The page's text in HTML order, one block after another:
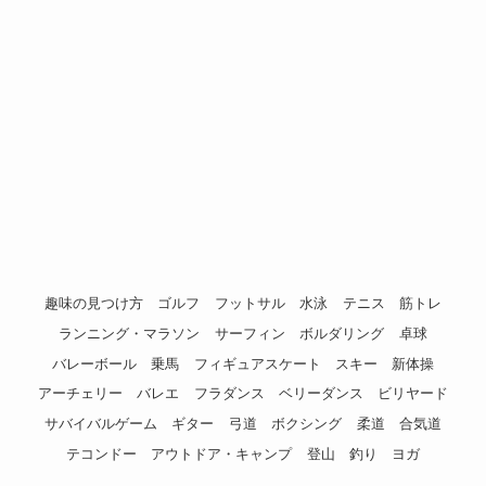
趣味の見つけ方 ゴルフ フットサル 水泳 テニス
筋トレ
ランニング・マラソン
サーフィン ボルダリング
卓球
バレーボール
乗馬 フィギュアスケート スキー
新体操
アーチェリー
バレエ フラダンス ベリーダンス
ビリヤード
サバイバルゲーム
ギター 弓道 ボクシング 柔道
合気道
テコンドー
アウトドア・キャンプ 登山 釣り ヨガ